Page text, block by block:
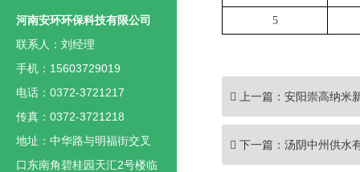
河南安环环保科技有限公司
联系人：刘经理
手机：15603729019
电话：0372-3721217
传真：0372-3721218
地址：中华路与明福街交叉
口东南角碧桂园天汇2号楼临
5
上一篇： 安阳崇高纳米
下一篇： 汤阴中州供水